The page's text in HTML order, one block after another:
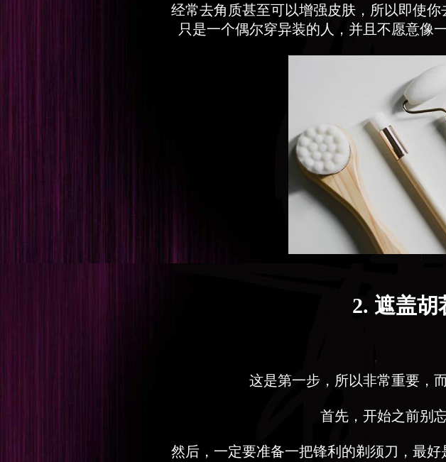
经常去角质甚至可以增强皮肤，所以即使
只是一个偶尔穿异装的人，并且不愿意像
2. 遮盖
这是第一步，所以非常重要，
首先，开始之前别
然后，一定要准备一把锋利的剃须刀，最